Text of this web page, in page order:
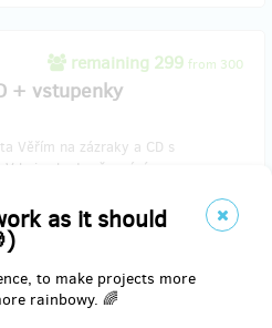
as it should
to make projects more
rainbowy. 🌈
remaining 299 from 300
+ vstupenky
Věřím na zázraky a CD s
knize bude věnování s
budete moci osobně setkat s
je v ceně odměny.